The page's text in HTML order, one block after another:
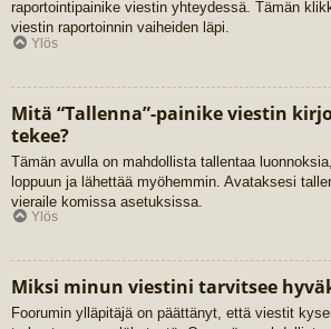
raportointipainike viestin yhteydessä. Tämän
viestin raportoinnin vaiheiden läpi.
Ylös
Mitä “Tallenna”-painike viestin
tekee?
Tämän avulla on mahdollista tallentaa
loppuun ja lähettää myöhemmin. Avataksesi
vieraile komissa asetuksissa.
Ylös
Miksi minun viestini tarvitsee
Foorumin ylläpitäjä on päättänyt, että viestit